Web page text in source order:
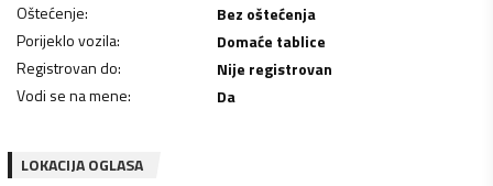
Oštećenje:
Bez oštećenja
Porijeklo vozila:
Domaće tablice
Registrovan do:
Nije registrovan
Vodi se na mene: Da
LOKACIJA OGLASA